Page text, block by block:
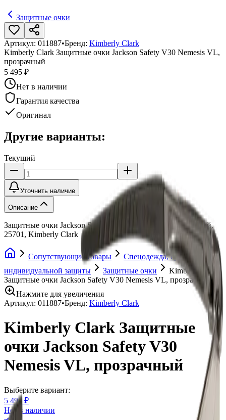
Защитные очки
Артикул: 011887•Бренд: Kimberly Clark
Kimberly Clark Защитные очки Jackson Safety V30 Nemesis VL,
прозрачный
5 495 ₽
Нет в наличии
Гарантия качества
Оригинал
Другие варианты:
Текущий
Уточнить наличие
Описание
Защитные очки Jackson Safety V30 Nemesis VL, прозрачный,
25701, Kimberly Clark
Сопутствующие товары
Спецодежда, средства
индивидуальной защиты
Защитные очки
Kimberly Clark
Защитные очки Jackson Safety V30 Nemesis VL, прозрачный
Нажмите для увеличения
Артикул: 011887•Бренд: Kimberly Clark
Kimberly Clark Защитные
очки Jackson Safety V30
Nemesis VL, прозрачный
Выберите вариант:
5 495 ₽
Нет в наличии